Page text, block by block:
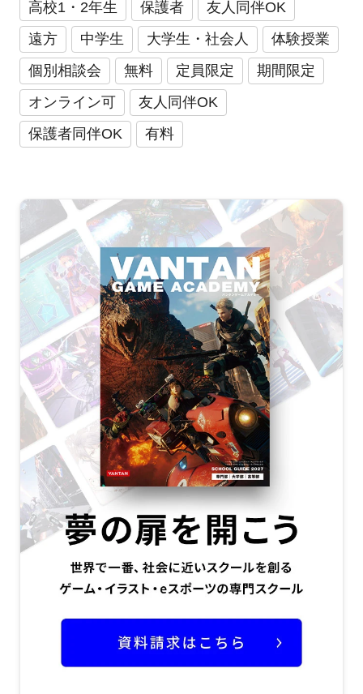
高校1・2年生
保護者
友人同伴OK
遠方
中学生 大学生・社会人
体験授業
個別相談会
無料 定員限定
期間限定
オンライン可
友人同伴OK
保護者同伴OK
有料